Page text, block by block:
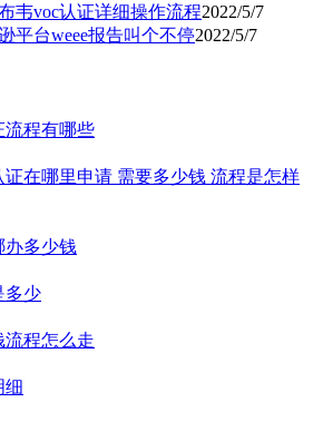
韦voc认证详细操作流程2022/5/7
平台weee报告叫个不停2022/5/7
流程有哪些
证在哪里申请 需要多少钱 流程是怎样
办多少钱
多少
流程怎么走
细